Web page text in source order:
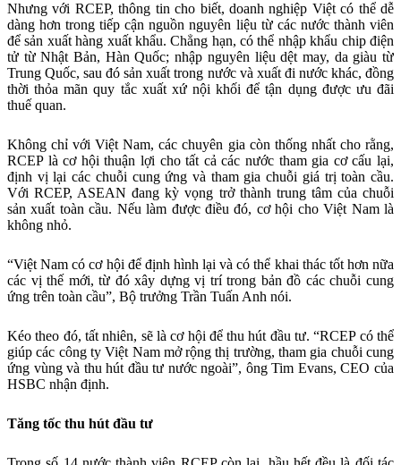
Nhưng với RCEP, thông tin cho biết, doanh nghiệp Việt có thể dễ
dàng hơn trong tiếp cận nguồn nguyên liệu từ các nước thành viên
để sản xuất hàng xuất khẩu. Chẳng hạn, có thể nhập khẩu chip điện
tử từ Nhật Bản, Hàn Quốc; nhập nguyên liệu dệt may, da giàu từ
Trung Quốc, sau đó sản xuất trong nước và xuất đi nước khác, đồng
thời thỏa mãn quy tắc xuất xứ nội khối để tận dụng được ưu đãi
thuế quan.
Không chỉ với Việt Nam, các chuyên gia còn thống nhất cho rằng,
RCEP là cơ hội thuận lợi cho tất cả các nước tham gia cơ cấu lại,
định vị lại các chuỗi cung ứng và tham gia chuỗi giá trị toàn cầu.
Với RCEP, ASEAN đang kỳ vọng trở thành trung tâm của chuỗi
sản xuất toàn cầu. Nếu làm được điều đó, cơ hội cho Việt Nam là
không nhỏ.
“Việt Nam có cơ hội để định hình lại và có thể khai thác tốt hơn nữa
các vị thế mới, từ đó xây dựng vị trí trong bản đồ các chuỗi cung
ứng trên toàn cầu”, Bộ trưởng Trần Tuấn Anh nói.
Kéo theo đó, tất nhiên, sẽ là cơ hội để thu hút đầu tư. “RCEP có thể
giúp các công ty Việt Nam mở rộng thị trường, tham gia chuỗi cung
ứng vùng và thu hút đầu tư nước ngoài”, ông Tim Evans, CEO của
HSBC nhận định.
Tăng tốc thu hút đầu tư